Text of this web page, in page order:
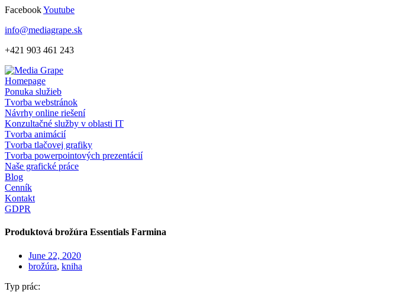
Skip
content
FacebookYoutube
info@mediagrape.sk
+421 903 461 243
Homepage
Ponuka služieb
Tvorba webstránok
Návrhy online riešení
Konzultačné služby v oblasti IT
Tvorba animácií
Tvorba tlačovej grafiky
Tvorba powerpointových prezentácií
Naše grafické práce
Blog
Cenník
Kontakt
GDPR
Produktová brožúra Essentials Farmina
June 22, 2020
brožúra, kniha
Typ prác: